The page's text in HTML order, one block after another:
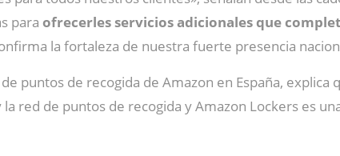
para ofrecerles servicios adicionales que
la fortaleza de nuestra fuerte presencia
puntos de recogida de Amazon en España, explica
red de puntos de recogida y Amazon Lockers es